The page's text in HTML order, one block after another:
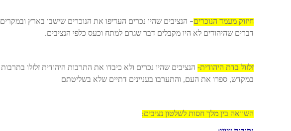
חיזוק מעמד הנוכרים– הנציבים שהיו נכרים העדיפו את הנוכרים שישבו בארץ
דברים שהיהודים לא היו מקבלים דבר שגרם למתח וכעס כלפי הנציבים.
זלזול בדת היהודית- הנציבים שהיו נכרים ולא כיבדו את התרבות היהודית זלזלו
במקדש, ספרו את העם, והתערבו בעניינים דתיים שלא בשליטתם
השוואה בין מלך חסות לשלטון נציבים: